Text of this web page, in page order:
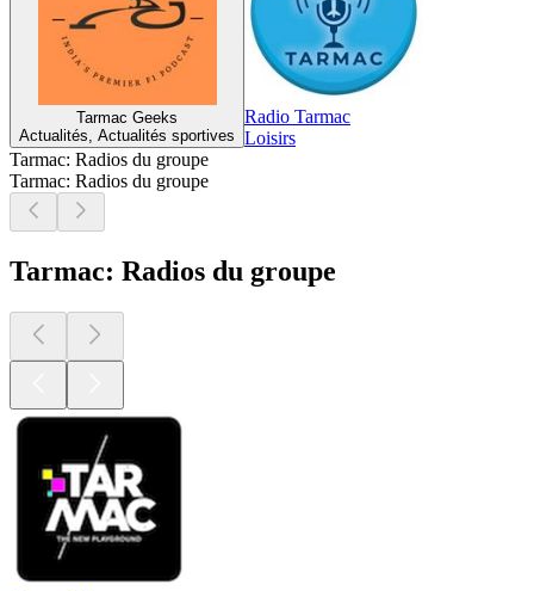
Tarmac Geeks
Actualités, Actualités sportives
Radio Tarmac
Loisirs
Tarmac: Radios du groupe
Tarmac: Radios du groupe
Tarmac: Radios du groupe